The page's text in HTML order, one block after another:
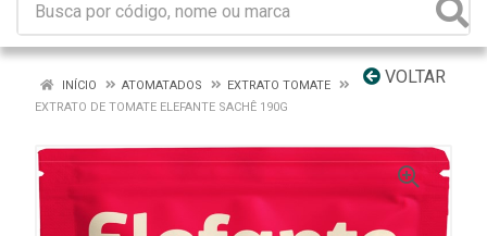
VOLTAR
INÍCIO ATOMATADOS
EXTRATO TOMATE
EXTRATO DE TOMATE ELEFANTE SACHÊ 190G